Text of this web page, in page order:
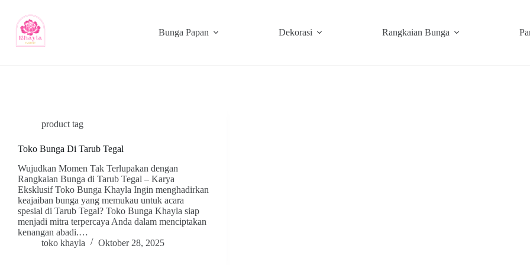
Bunga Papan Dekorasi Rangkaian Bunga
product tag
Toko Bunga Di Tarub Tegal
Wujudkan Momen Tak Terlupakan dengan
Rangkaian Bunga di Tarub Tegal – Karya
Eksklusif Toko Bunga Khayla Ingin menghadirkan
keajaiban bunga yang memukau untuk acara
spesial di Tarub Tegal? Toko Bunga Khayla siap
menjadi mitra terpercaya Anda dalam menciptakan
kenangan abadi.…
toko khayla
Oktober 28, 2025